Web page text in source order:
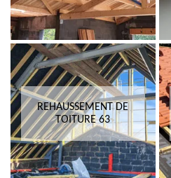
REHAUSSEMENT DE
TOITURE 63